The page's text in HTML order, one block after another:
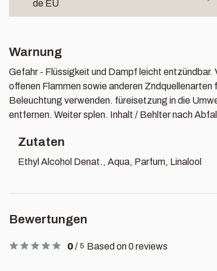
de EU
Warnung
Gefahr - Flüssigkeit und Dampf leicht
offenen Flammen sowie anderen
Beleuchtung verwenden. füreisetzung in die
entfernen. Weiter splen. Inhalt / Behlter nach
Zutaten
Ethyl Alcohol Denat., Aqua, Parfum, Linalool
Bewertungen
0/ 5 Based on 0 reviews